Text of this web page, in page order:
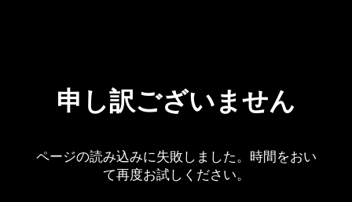
申し訳ございません
ページの読み込みに失敗しました。時間をおい
て再度お試しください。